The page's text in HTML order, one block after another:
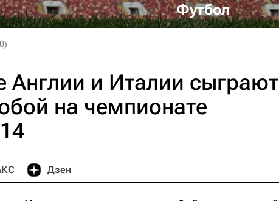
Футбол
Англии и Италии сыграют
на чемпионате
Дзен